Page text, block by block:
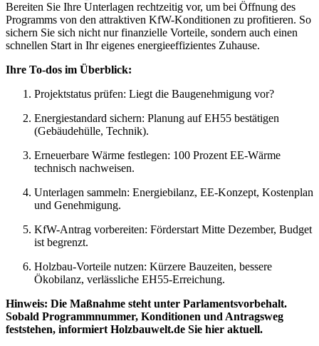
Bereiten Sie Ihre Unterlagen rechtzeitig vor, um bei Öffnung des
Programms von den attraktiven KfW-Konditionen zu profitieren. So
sichern Sie sich nicht nur finanzielle Vorteile, sondern auch einen
schnellen Start in Ihr eigenes energieeffizientes Zuhause.
Ihre To-dos im Überblick:
Projektstatus prüfen: Liegt die Baugenehmigung vor?
Energiestandard sichern: Planung auf EH55 bestätigen
(Gebäudehülle, Technik).
Erneuerbare Wärme festlegen: 100 Prozent EE-Wärme
technisch nachweisen.
Unterlagen sammeln: Energiebilanz, EE-Konzept, Kostenplan
und Genehmigung.
KfW-Antrag vorbereiten: Förderstart Mitte Dezember, Budget
ist begrenzt.
Holzbau-Vorteile nutzen: Kürzere Bauzeiten, bessere
Ökobilanz, verlässliche EH55-Erreichung.
Hinweis: Die Maßnahme steht unter Parlamentsvorbehalt.
Sobald Programmnummer, Konditionen und Antragsweg
feststehen, informiert Holzbauwelt.de Sie hier aktuell.